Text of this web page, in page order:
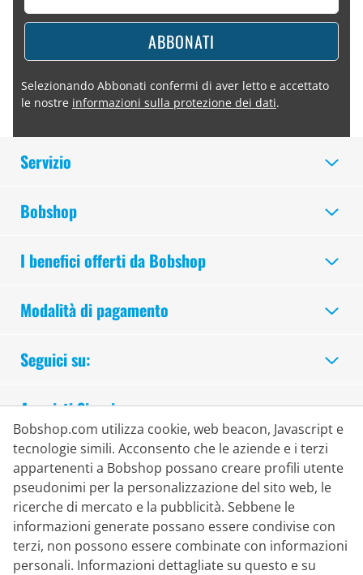
ABBONATI
Selezionando Abbonati confermi di aver letto e accettato
le nostre informazioni sulla protezione dei dati.
Servizio
Bobshop
I benefici offerti da Bobshop
Modalità di pagamento
Seguici su:
Acquisti Sicuri
Bobshop.com utilizza cookie, web beacon, Javascript e
tecnologie simili. Acconsento che le aziende e i terzi
appartenenti a Bobshop possano creare profili utente
pseudonimi per la personalizzazione del sito web, le
ricerche di mercato e la pubblicità. Sebbene le
informazioni generate possano essere condivise con
terzi, non possono essere combinate con informazioni
personali. Informazioni dettagliate su questo e su